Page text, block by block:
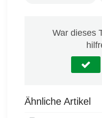
War dieses
Ähnliche Artikel